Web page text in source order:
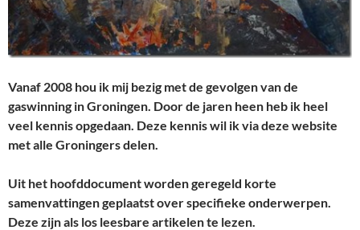
Vanaf 2008 hou ik mij bezig met de gevolgen van de
gaswinning in Groningen. Door de jaren heen heb ik heel
veel kennis opgedaan. Deze kennis wil ik via deze website
met alle Groningers delen.
Uit het hoofddocument worden geregeld korte
samenvattingen geplaatst over specifieke onderwerpen.
Deze zijn als los leesbare artikelen te lezen.